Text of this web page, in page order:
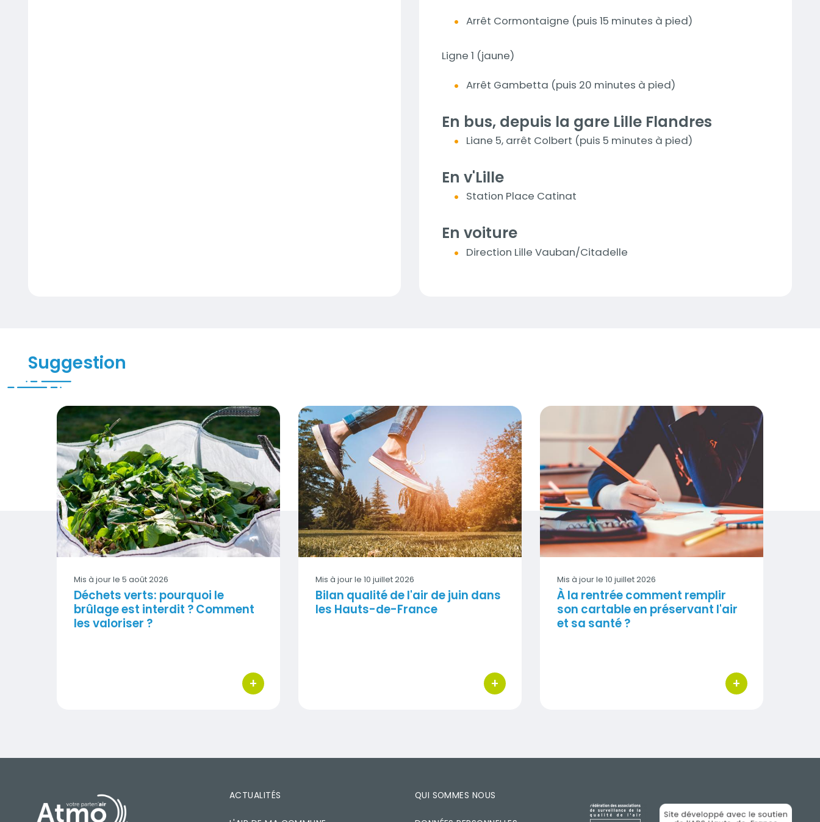
Arrêt Cormontaigne (puis 15 minutes à pied)
Ligne 1 (jaune)
Arrêt Gambetta (puis 20 minutes à pied)
En bus, depuis la gare Lille Flandres
Liane 5, arrêt Colbert (puis 5 minutes à pied)
En v'Lille
Station Place Catinat
En voiture
Direction Lille Vauban/Citadelle
Suggestion
Déchets verts: pourquoi le brûlage est interdit ? Comment les valoriser ?
Visuel
Mis à jour le 5 août 2026
Déchets verts: pourquoi le
brûlage est interdit ? Comment
les valoriser ?
+
bouton d'actions
Bilan qualité de l'air de juin dans les Hauts-de-France
Visuel
Mis à jour le 10 juillet 2026
Bilan qualité de l'air de juin dans
les Hauts-de-France
+
bouton d'actions
À la rentrée comment remplir son cartable en
Visuel
Mis à jour le 10 juillet 2026
À la rentrée comment remplir
son cartable en préservant l'air
et sa santé ?
+
bouton d'actions
PIED DE PAGE ACTUALITÉS QUI SOMMES NOUS
IMAGE IMAGE